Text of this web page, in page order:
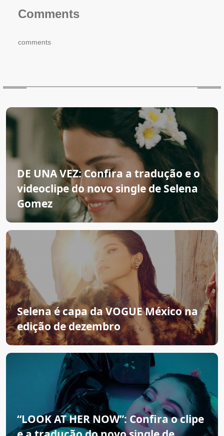
Comments
comments
DE UNA VEZ: Confira a tradução e o
videoclipe do novo single de Selena
Gomez
Selena é capa da VOGUE México na
edição de dezembro
“LOOK AT HER NOW”: Confira o clipe